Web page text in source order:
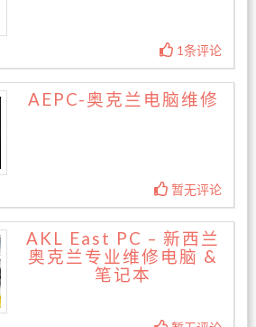
1条评论
AEPC-奥克兰电脑维修
暂无评论
AKL East PC – 新西兰
奥克兰专业维修电脑 &
笔记本